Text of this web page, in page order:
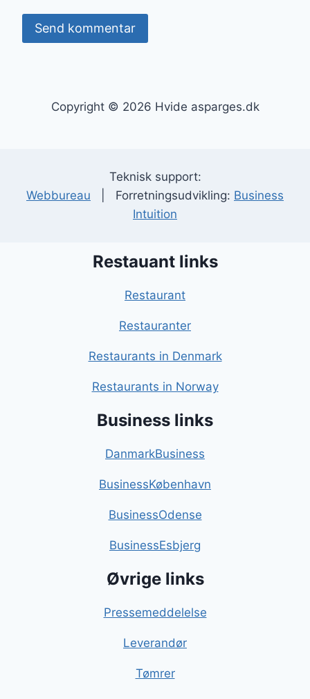
Copyright © 2026 Hvide asparges.dk
Teknisk support:
Webbureau | Forretningsudvikling: Business
Intuition
Restauant links
Restaurant
Restauranter
Restaurants in Denmark
Restaurants in Norway
Business links
DanmarkBusiness
BusinessKøbenhavn
BusinessOdense
BusinessEsbjerg
Øvrige links
Pressemeddelelse
Leverandør
Tømrer